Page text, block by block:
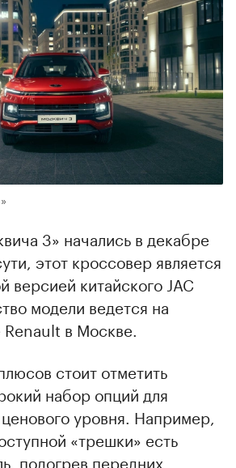
3» начались в декабре
этот кроссовер является
версией китайского JAC
модели ведется на
в Москве.
стоит отметить
набор опций для
уровня. Например,
«трешки» есть
подогрев передних